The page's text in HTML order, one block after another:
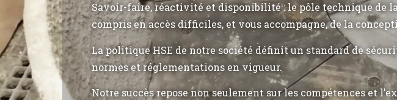
Savoir-faire, réactivité et disponibilité : le pôle technique de
compris en accès difficiles, et vous accompagne, de la
La politique HSE de notre société définit un standard de
normes et réglementations en vigueur.
Notre succès repose non seulement sur les compétences et